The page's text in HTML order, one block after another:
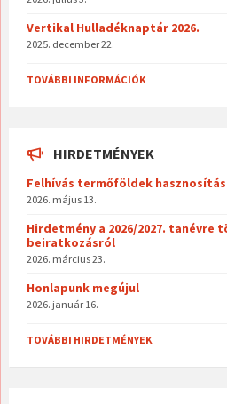
Vertikal Hulladéknaptár 2026.
2025. december 22.
TOVÁBBI INFORMÁCIÓK
HIRDETMÉNYEK
Felhívás termőföldek
2026. május 13.
Hirdetmény a 2026/2027.
beiratkozásról
2026. március 23.
Honlapunk megújul
2026. január 16.
TOVÁBBI HIRDETMÉNYEK